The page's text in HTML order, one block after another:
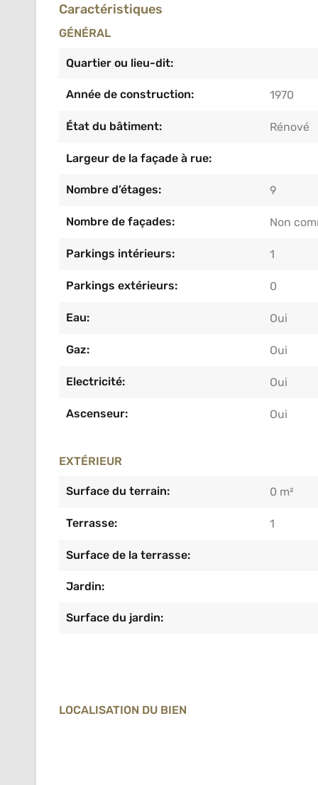
Caractéristiques
GÉNÉRAL
Quartier ou lieu-dit:
Année de construction: 1970
État du bâtiment: Rénové
Largeur de la façade à rue:
Nombre d’étages: 9
Nombre de façades: Non
Parkings intérieurs: 1
Parkings extérieurs: 0
Eau: Oui
Gaz: Oui
Electricité: Oui
Ascenseur: Oui
EXTÉRIEUR
Surface du terrain: 0 m²
Terrasse: 1
Surface de la terrasse:
Jardin:
Surface du jardin:
LOCALISATION DU BIEN